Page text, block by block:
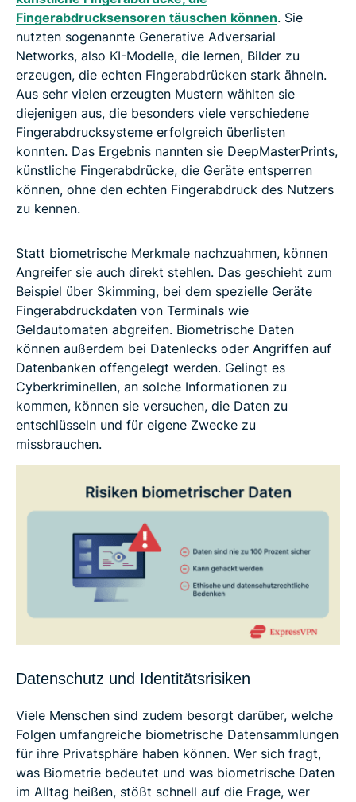
Fingerabdrucksensoren täuschen können. Sie
nutzten sogenannte Generative Adversarial
Networks, also KI-Modelle, die lernen, Bilder zu
erzeugen, die echten Fingerabdrücken stark ähneln.
Aus sehr vielen erzeugten Mustern wählten sie
diejenigen aus, die besonders viele verschiedene
Fingerabdrucksysteme erfolgreich überlisten
konnten. Das Ergebnis nannten sie DeepMasterPrints,
künstliche Fingerabdrücke, die Geräte entsperren
können, ohne den echten Fingerabdruck des Nutzers
zu kennen.
Statt biometrische Merkmale nachzuahmen, können
Angreifer sie auch direkt stehlen. Das geschieht zum
Beispiel über Skimming, bei dem spezielle Geräte
Fingerabdruckdaten von Terminals wie
Geldautomaten abgreifen. Biometrische Daten
können außerdem bei Datenlecks oder Angriffen auf
Datenbanken offengelegt werden. Gelingt es
Cyberkriminellen, an solche Informationen zu
kommen, können sie versuchen, die Daten zu
entschlüsseln und für eigene Zwecke zu
missbrauchen.
Datenschutz und Identitätsrisiken
Viele Menschen sind zudem besorgt darüber, welche
Folgen umfangreiche biometrische Datensammlungen
für ihre Privatsphäre haben können. Wer sich fragt,
was Biometrie bedeutet und was biometrische Daten
im Alltag heißen, stößt schnell auf die Frage, wer